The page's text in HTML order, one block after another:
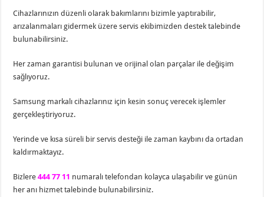
Cihazlarınızın düzenli olarak bakımlarını bizimle yaptırabilir,
arızalanmaları gidermek üzere servis ekibimizden destek talebinde
bulunabilirsiniz.
Her zaman garantisi bulunan ve orijinal olan parçalar ile değişim
sağlıyoruz.
Samsung markalı cihazlarınız için kesin sonuç verecek işlemler
gerçekleştiriyoruz.
Yerinde ve kısa süreli bir servis desteği ile zaman kaybını da ortadan
kaldırmaktayız.
Bizlere444 77 11 numaralı telefondan kolayca ulaşabilir ve günün
her anı hizmet talebinde bulunabilirsiniz.